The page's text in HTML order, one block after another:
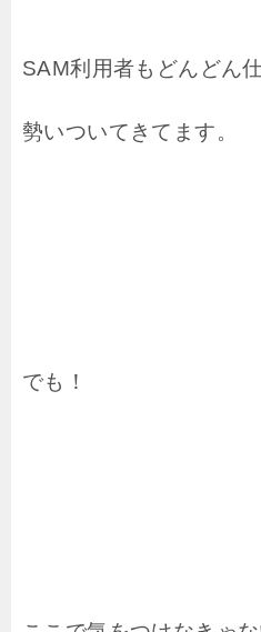
SAM利用者もどんどん
勢いついてきてます。
でも！